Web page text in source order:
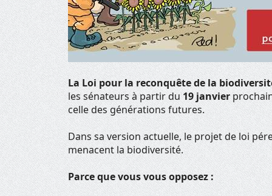
La Loi pour la reconquête de la
les sénateurs à partir du19 janvier
celle des générations futures.
Dans sa version actuelle, le projet de loi
menacent la biodiversité.
Parce que vous vous opposez :